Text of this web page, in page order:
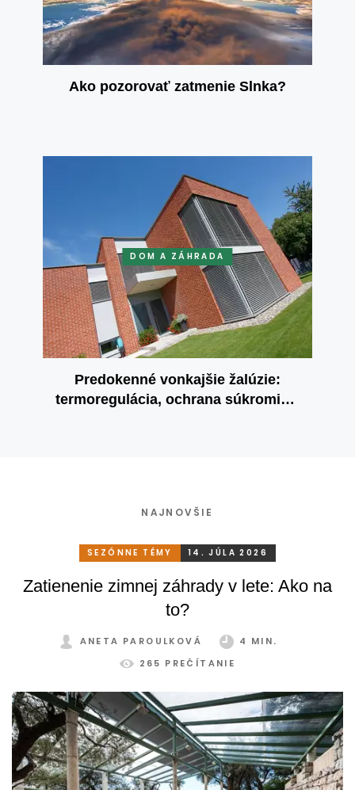
Ako pozorovať zatmenie Slnka?
DOM A ZÁHRADA
Predokenné vonkajšie žalúzie:
termoregulácia, ochrana súkromia a
NAJNOVŠIE
SEZÓNNE TÉMY 14. JÚLA 2026
Zatienenie zimnej záhrady v lete: Ako na
to?
ANETA PAROULKOVÁ
4 MIN.
265 PREČÍTANIE